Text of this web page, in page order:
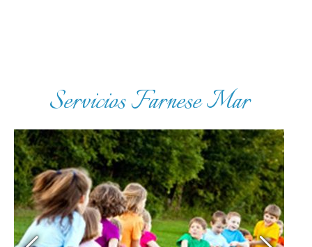
Servicios Farnese Mar